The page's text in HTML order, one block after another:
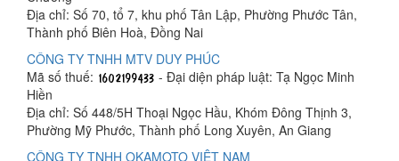
Địa chỉ: Số 70, tổ 7, khu phố Tân Lập, Phường Phước Tân,
Thành phố Biên Hoà, Đồng Nai
CÔNG TY TNHH MTV DUY PHÚC
Mã số thuế:
- Đại diện pháp luật: Tạ Ngọc Minh
Hiền
Địa chỉ: Số 448/5H Thoại Ngọc Hầu, Khóm Đông Thịnh 3,
Phường Mỹ Phước, Thành phố Long Xuyên, An Giang
CÔNG TY TNHH OKAMOTO VIỆT NAM